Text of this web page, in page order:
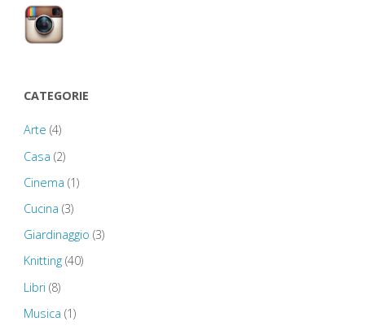
CATEGORIE
Arte (4)
Casa (2)
Cinema (1)
Cucina (3)
Giardinaggio (3)
Knitting(40)
Libri (8)
Musica (1)